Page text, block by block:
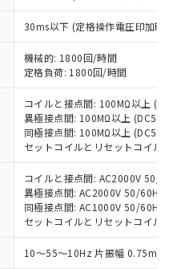
30ms以下 (定格操作電圧印加時
機械的: 1800回/時間
定格負荷: 1800回/時間
コイルと接点間: 100MΩ以上
異極接点間: 100MΩ以上
同極接点間: 100MΩ以上
セットコイルとリセットコイル
コイルと接点間: AC2000V 50/
異極接点間: AC2000V 50/60Hz
同極接点間: AC1000V 50/60Hz
セットコイルとリセットコイル
10～55～10Hz 片振幅 0.75mm
および標準価格
いただくもので
取扱商品の中には、
外となる商品もある
い。
準価格照会結果は、
日時点での社内デー
るものであり、閲
際の在庫および標
場合があることをご
よび標準価格はお客
たはお客様担当のオ
売店・当社販売員に
など無形物で、有
商品です。
非含有部品として
明した場合などや
ります。
1000ppm以下、 カド
下、ポリ臭化ビフェニル
化ジフェニルエーテル類
酸ビス(2-エチルヘキシ
以下、フタル酸ブチ
下、フタル酸ジブチル
ル酸ジイソブチル
よび制御機器に対する
率が中国RoHSの
示します。
率が中国RoHSの
を示します。
T26572)：
PBBs(ポリ臭化ビフェ
リ臭化ジフェニルエーテ
、 DIBP(フタル酸ジ
フタル酸ブチルベンジ
キシル)) : 1000ppm
製品のうち、外国
法に定める商品
」という）を輸出
供する場合は、日本
(または役務取引許
の必要な手続きを
破棄する場合は、完
違法に輸出されな
講じます。
核兵器、ミサイ
在庫あり